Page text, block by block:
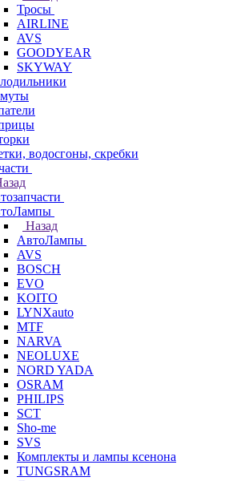
Тросы
AIRLINE
AVS
GOODYEAR
SKYWAY
водосгоны, скребки
Назад
АвтоЛампы
AVS
BOSCH
EVO
KOITO
LYNXauto
MTF
NARVA
NEOLUXE
NORD YADA
OSRAM
PHILIPS
SCT
Sho-me
SVS
Комплекты и лампы ксенона
TUNGSRAM